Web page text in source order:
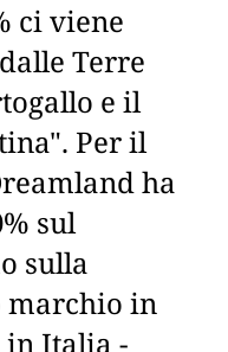
ci viene
Terre
e il
Per il
ha
sul
sulla
marchio in
in Italia -